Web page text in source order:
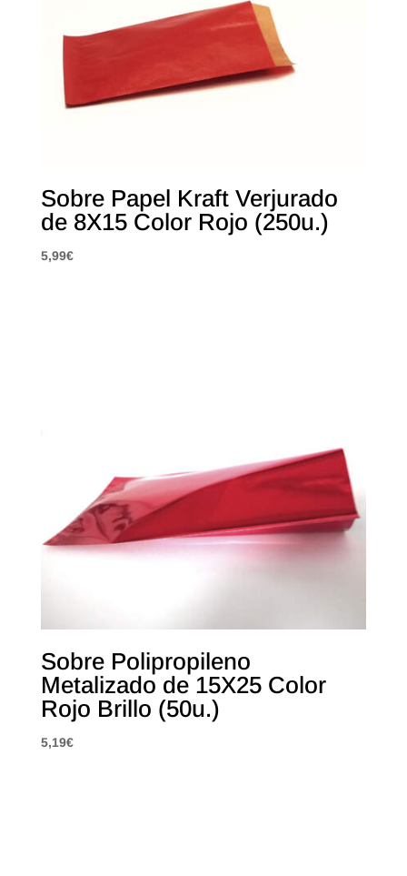
Sobre Papel Kraft Verjurado
de 8X15 Color Rojo (250u.)
5,99€
Sobre Polipropileno
Metalizado de 15X25 Color
Rojo Brillo (50u.)
5,19€